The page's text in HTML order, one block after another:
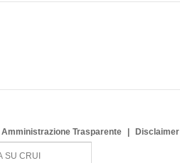
Amministrazione Trasparente Disclaimer